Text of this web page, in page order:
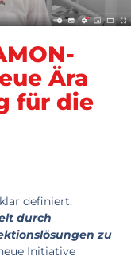
Ära
für die
definiert:
durch
zu
Initiative